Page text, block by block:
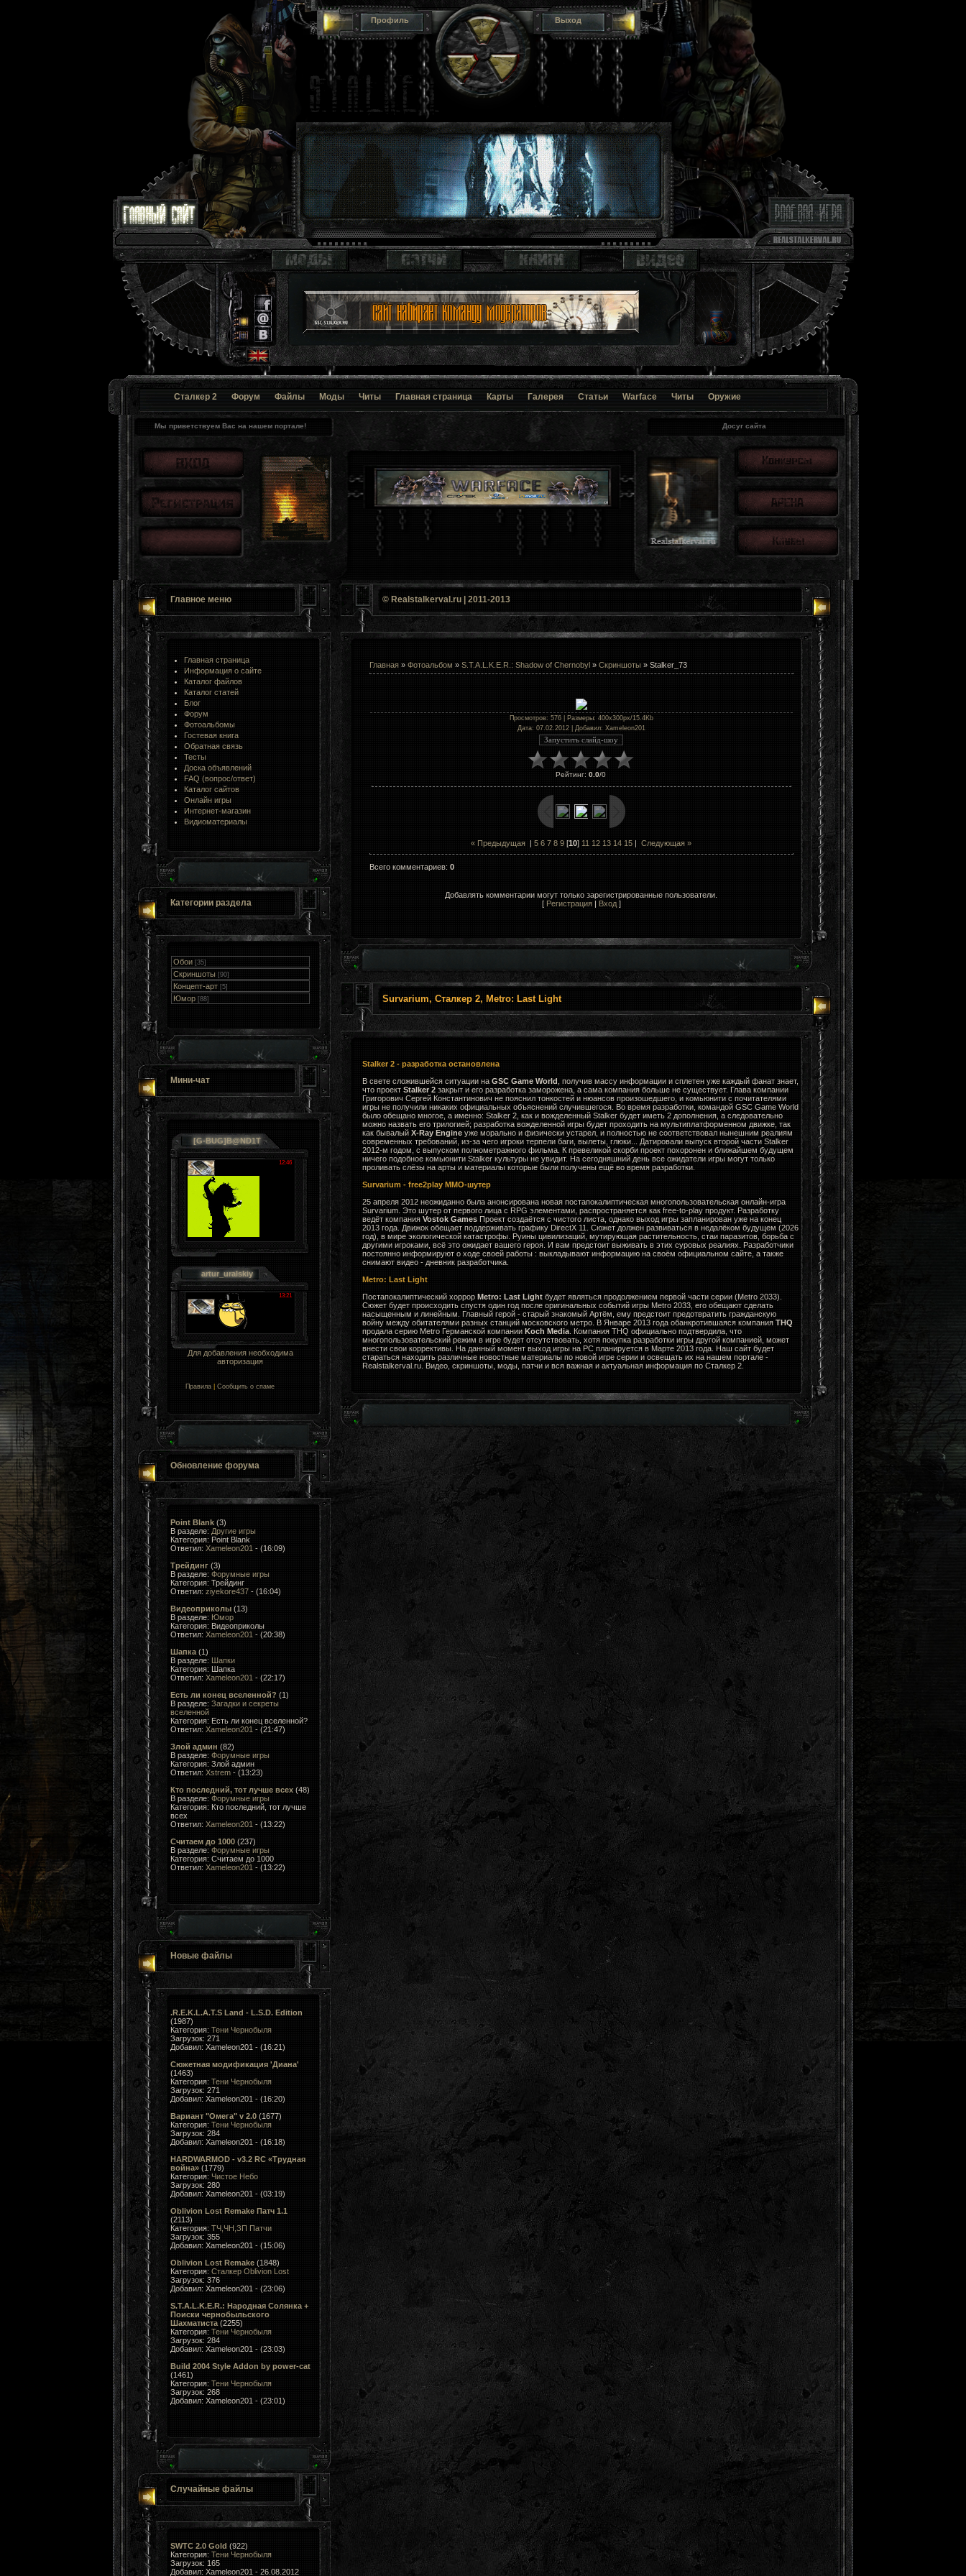
Профиль Выход
Сталкер 2 Форум Файлы Моды Читы Главная страница Карты Галерея Статьи Warface Читы Оружие
Досуг сайта
Мы приветствуем Вас на нашем портале!
Главное меню
Главная страница
Информация о сайте
Каталог файлов
Каталог статей
Блог
Форум
Фотоальбомы
Гостевая книга
Обратная связь
Тесты
Доска объявлений
FAQ (вопрос/ответ)
Каталог сайтов
Онлайн игры
Интернет-магазин
Видиоматериалы
Категории раздела
Обои [35]
Скриншоты [90]
Концепт-арт [5]
Юмор [88]
Мини-чат
Для добавления необходима
авторизация
Правила| Сообщить о спаме
Обновление форума
Point Blank(3)
В разделе: Другие игры
Категория: Point Blank
Ответил: Xameleon201 - (16:09)
Трейдинг(3)
В разделе: Форумные игры
Категория: Трейдинг
Ответил: ziyekore437- (16:04)
Видеоприколы(13)
В разделе: Юмор
Категория: Видеоприколы
Ответил: Xameleon201 - (20:38)
Шапка(1)
В разделе: Шапки
Категория: Шапка
Ответил: Xameleon201 - (22:17)
Есть ли конец вселенной? (1)
В разделе: Загадки и секреты
вселенной
Категория: Есть ли конец вселенной?
Ответил: Xameleon201 - (21:47)
Злой админ (82)
В разделе: Форумные игры
Категория: Злой админ
Ответил: Xstrem- (13:23)
Кто последний, тот лучше всеx(48)
В разделе: Форумные игры
Категория: Кто последний, тот лучше
всеx
Ответил: Xameleon201 - (13:22)
Считаем до 1000(237)
В разделе: Форумные игры
Категория: Считаем до 1000
Ответил: Xameleon201 - (13:22)
Новые файлы
.R.E.K.L.A.T.S Land - L.S.D. Edition
(1987)
Категория: Тени Чернобыля
Загрузок: 271
Добавил: Xameleon201 - (16:21)
Сюжетная модификация 'Диана'
(1463)
Категория: Тени Чернобыля
Загрузок: 271
Добавил: Xameleon201 - (16:20)
Вариант "Омега" v 2.0(1677)
Категория: Тени Чернобыля
Загрузок: 284
Добавил: Xameleon201 - (16:18)
HARDWARMOD - v3.2 RC «Трудная
война»(1779)
Категория: Чистое Небо
Загрузок: 280
Добавил: Xameleon201 - (03:19)
Oblivion Lost Remake Патч 1.1
(2113)
Категория: ТЧ,ЧН,ЗП Патчи
Загрузок: 355
Добавил: Xameleon201 - (15:06)
Oblivion Lost Remake(1848)
Категория: Сталкер Oblivion Lost
Загрузок: 376
Добавил: Xameleon201 - (23:06)
S.T.A.L.K.E.R.: Народная Солянка +
Поиски чернобыльского
Шахматиста(2255)
Категория: Тени Чернобыля
Загрузок: 284
Добавил: Xameleon201 - (23:03)
Build 2004 Style Addon by power-cat
(1461)
Категория: Тени Чернобыля
Загрузок: 268
Добавил: Xameleon201 - (23:01)
Случайные файлы
SWTC 2.0 Gold (922)
Категория: Тени Чернобыля
Загрузок: 165
Добавил: Xameleon201 - 26.08.2012
© Realstalkerval.ru | 2011-2013
Главная» Фотоальбом » S.T.A.L.K.E.R.: Shadow of Chernobyl» Скриншоты » Stalker_73
Просмотров: 576 | Размеры: 400x300px/15.4Kb
Дата: 07.02.2012 | Добавил: Xameleon201
Рейтинг: 0.0/0
« Предыдущая | 5 6 7 8 9 [10] 11 12 13 14 15 | Следующая »
Всего комментариев: 0
Добавлять комментарии могут только зарегистрированные пользователи.
[ Регистрация| Вход]
Survarium, Сталкер 2, Metro: Last Light
Stalker 2 - разработка остановлена
В свете сложившейся ситуации на GSC Game World , получив массу информации и сплетен уже каждый фанат знает,
что проект Stalker 2закрыт и его разработка заморожена, а сама компания больше не существует. Глава компании
Григорович Сергей Константинович не пояснил тонкостей и нюансов произошедшего, и комьюнити с почитателями
игры не получили никаких официальных объяснений случившегося. Во время разработки, командой GSC Game World
было обещано многое, а именно: Stalker 2, как и вожделенный Stalker будет иметь 2 дополнения, а следовательно
можно назвать его трилогией; разработка вожделенной игры будет проходить на мультиплатформенном движке, так
как бывалый X-Ray Engineуже морально и физически устарел, и полностью не соответствовал нынешним реалиям
современных требований, из-за чего игроки терпели баги, вылеты, глюки... Датировали выпуск второй части Stalker
2012-м годом, с выпуском полнометражного фильма. К превеликой скорби проект похоронен и ближайшем будущем
ничего подобное комьюнити Stalker культуры не увидит. На сегодняшний день все ожидатели игры могут только
проливать слёзы на арты и материалы которые были получены ещё во время разработки.
Survarium - free2play MMO-шутер
25 апреля 2012 неожиданно была анонсирована новая постапокалиптическая многопользовательская онлайн-игра
Survarium. Это шутер от первого лица с RPG элементами, распространяется как free-to-play продукт. Разработку
ведёт компания Vostok GamesПроект создаётся с чистого листа, однако выход игры запланирован уже на конец
2013 года. Движок обещает поддерживать графику DirectX 11. Сюжет должен развиваться в недалёком будущем (2026
год), в мире экологической катастрофы. Руины цивилизаций, мутирующая растительность, стаи паразитов, борьба с
другими игроками, всё это ожидает вашего героя. И вам предстоит выживать в этих суровых реалиях. Разработчики
постоянно информируют о ходе своей работы : выкладывают информацию на своём официальном сайте, а также
снимают видео - дневник разработчика.
Metro: Last Light
Постапокалиптический хоррор Metro: Last Lightбудет являться продолжением первой части серии (Metro 2033).
Сюжет будет происходить спустя один год после оригинальных событий игры Metro 2033, его обещают сделать
насыщенным и линейным. Главный герой - старый знакомый Артём, ему предстоит предотвратить гражданскую
войну между обитателями разных станций московского метро. В Январе 2013 года обанкротившаяся компания THQ
продала серию Metro Германской компании Koch Media. Компания THQ официально подтвердила, что
многопользовательский режим в игре будет отсутствовать, хотя покупка разработки игры другой компанией, может
внести свои коррективы. На данный момент выход игры на PC планируется в Марте 2013 года. Наш сайт будет
стараться находить различные новостные материалы по новой игре серии и освещать их на нашем портале -
Realstalkerval.ru. Видео, скриншоты, моды, патчи и вся важная и актуальная информация по Сталкер 2.